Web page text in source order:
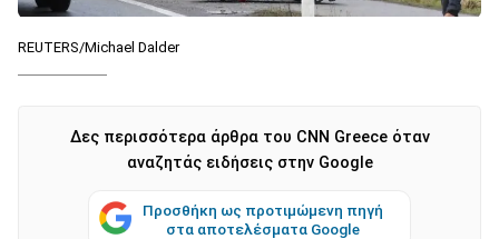
REUTERS/Michael Dalder
Δες περισσότερα άρθρα του CNN Greece όταν
αναζητάς ειδήσεις στην Google
Προσθήκη ως προτιμώμενη πηγή
στα αποτελέσματα Google